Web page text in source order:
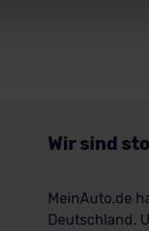
freiwillig erteilen.
Wir sind
MeinAuto.de
Deutschland.